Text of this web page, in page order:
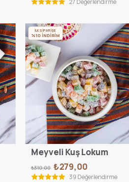
27 Değerlendirme
İLK SİPARİŞE
%10 İNDİRİM
Meyveli Kuş Lokum
₺310,00 ₺279,00
39 Değerlendirme